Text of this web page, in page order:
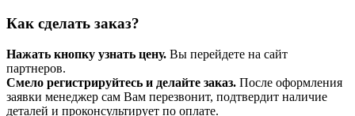
Как сделать заказ?
Нажать кнопку узнать цену. Вы перейдете на сайт
партнеров.
Смело регистрируйтесь и делайте заказ. После оформления
заявки менеджер сам Вам перезвонит, подтвердит наличие
деталей и проконсультирует по оплате.